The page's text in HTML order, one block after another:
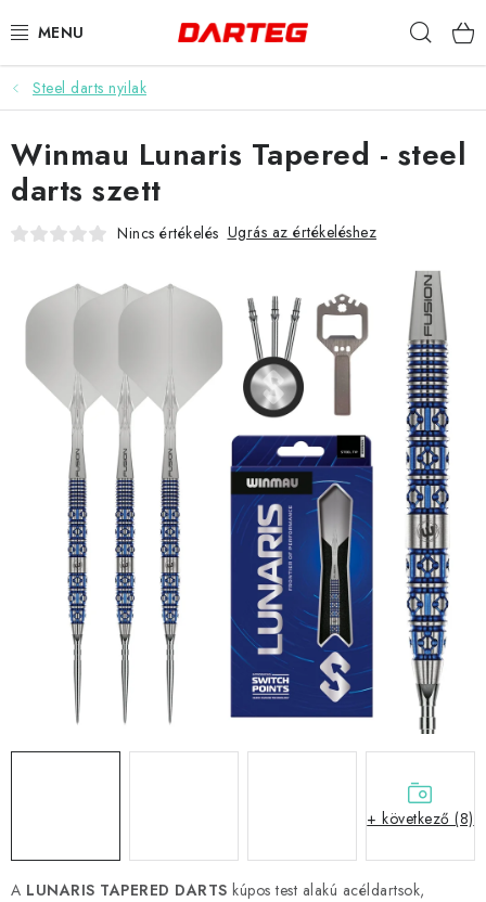
tartalomhoz
DARTS
DARTS TÁBLÁK
TARTOZÉKOK A TÁBLÁKHOZ
HEGYEK
SZÁRAK
TOKOK
KIEGÉSZÍTŐK
RUHÁZAT
JÁTÉKOSOK
AKCIÓK
Steel darts nyilak
A LUNARIS TAPERED DARTS kúpos test alakú acéldartsok,
Winmau Lunaris Tapered - steel
darts szett
Nincs értékelés Ugrás az értékeléshez
+ következő (8)